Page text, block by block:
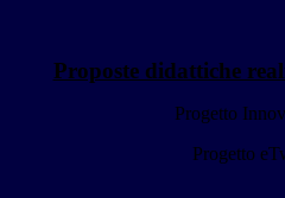
Proposte didattiche
Progetto
Progetto